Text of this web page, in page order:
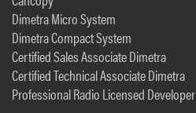
Dimetra Micro System
Dimetra Compact System
Certified Sales Associate Dimetra
Certified Technical Associate Dimetra
Professional Radio Licensed Developer